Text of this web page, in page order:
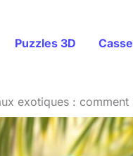
Puzzles 3D
exotiques :